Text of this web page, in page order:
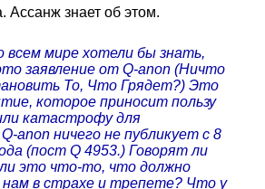
Ассанж знает об этом.
всем мире хотели бы знать,
заявление от Q-anon (Ничто
То, Что Грядет?) Это
которое приносит пользу
катастрофу для
anon ничего не публикует с 8
(пост Q 4953.) Говорят ли
это что-то, что должно
нам в страхе и трепете? Что у